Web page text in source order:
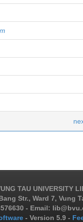
TAU UNIVERSITY
Str., Ward 7, Vung
- Email:
- Version 5.9 -